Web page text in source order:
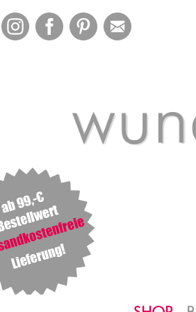
BloglovinInstagramFacebookPinterest